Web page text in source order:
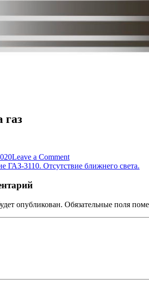
газ
Leave a Commenton
электросхема
ГАЗ-3110. Отсутствие ближнего света.
опубликован. Обязательные поля